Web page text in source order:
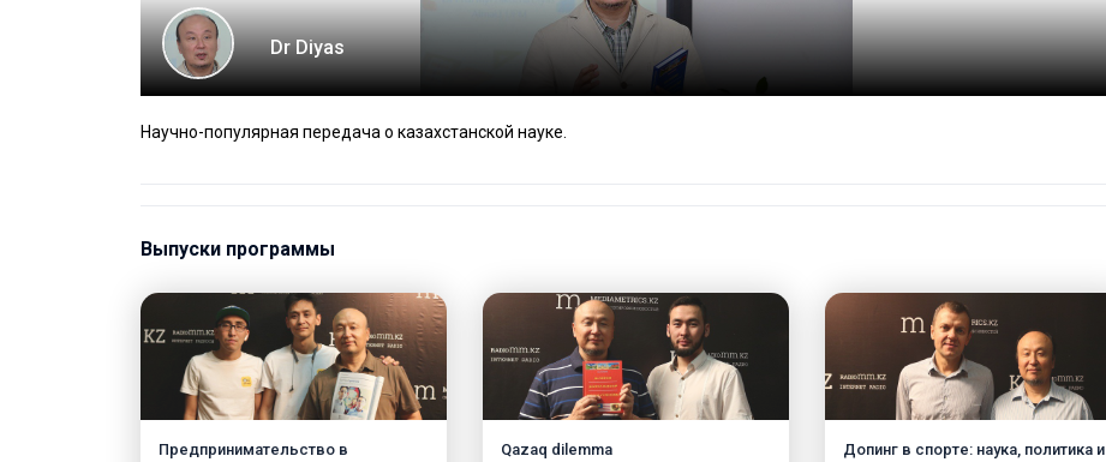
Dr Diyas
Научно-популярная передача о казахстанской науке.
Выпуски программы
Предпринимательство в
Qazaq dilemma
Допинг в спорте: наука, политика и